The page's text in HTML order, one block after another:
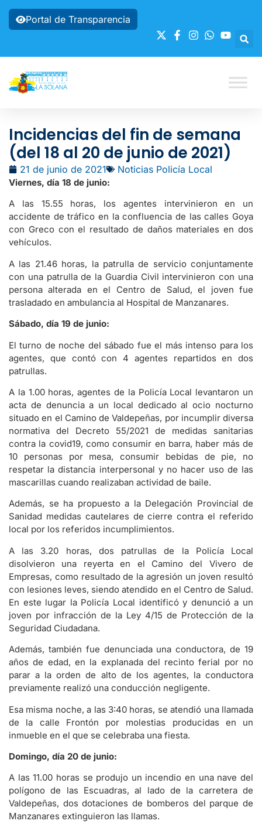
Portal de Transparencia
Incidencias del fin de semana
(del 18 al 20 de junio de 2021)
21 de junio de 2021 Noticias Policía Local
Viernes, día 18 de junio:
A las 15.55 horas, los agentes intervinieron en un
accidente de tráfico en la confluencia de las calles Goya
con Greco con el resultado de daños materiales en dos
vehículos.
A las 21.46 horas, la patrulla de servicio conjuntamente
con una patrulla de la Guardia Civil intervinieron con una
persona alterada en el Centro de Salud, el joven fue
trasladado en ambulancia al Hospital de Manzanares.
Sábado, día 19 de junio:
El turno de noche del sábado fue el más intenso para los
agentes, que contó con 4 agentes repartidos en dos
patrullas.
A la 1.00 horas, agentes de la Policía Local levantaron un
acta de denuncia a un local dedicado al ocio nocturno
situado en el Camino de Valdepeñas, por incumplir diversa
normativa del Decreto 55/2021 de medidas sanitarias
contra la covid19, como consumir en barra, haber más de
10 personas por mesa, consumir bebidas de pie, no
respetar la distancia interpersonal y no hacer uso de las
mascarillas cuando realizaban actividad de baile.
Además, se ha propuesto a la Delegación Provincial de
Sanidad medidas cautelares de cierre contra el referido
local por los referidos incumplimientos.
A las 3.20 horas, dos patrullas de la Policía Local
disolvieron una reyerta en el Camino del Vivero de
Empresas, como resultado de la agresión un joven resultó
con lesiones leves, siendo atendido en el Centro de Salud.
En este lugar la Policía Local identificó y denunció a un
joven por infracción de la Ley 4/15 de Protección de la
Seguridad Ciudadana.
Además, también fue denunciada una conductora, de 19
años de edad, en la explanada del recinto ferial por no
parar a la orden de alto de los agentes, la conductora
previamente realizó una conducción negligente.
Esa misma noche, a las 3:40 horas, se atendió una llamada
de la calle Frontón por molestias producidas en un
inmueble en el que se celebraba una fiesta.
Domingo, día 20 de junio:
A las 11.00 horas se produjo un incendio en una nave del
polígono de las Escuadras, al lado de la carretera de
Valdepeñas, dos dotaciones de bomberos del parque de
Manzanares extinguieron las llamas.